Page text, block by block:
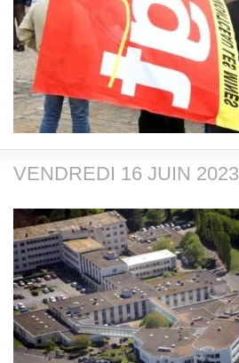
VENDREDI 16 JUIN 2023